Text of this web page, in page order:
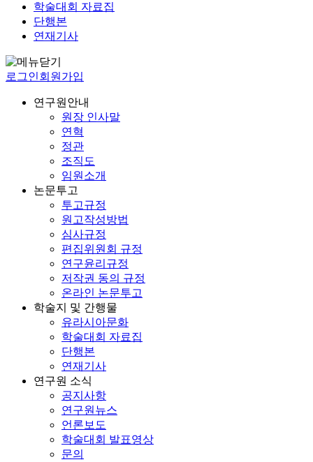
학술대회 자료집
단행본
연재기사
로그인회원가입
연구원안내
원장 인사말
연혁
정관
조직도
임원소개
논문투고
투고규정
원고작성방법
심사규정
편집위원회 규정
연구윤리규정
저작권 동의 규정
온라인 논문투고
학술지 및 간행물
유라시아문화
학술대회 자료집
단행본
연재기사
연구원 소식
공지사항
연구원뉴스
언론보도
학술대회 발표영상
문의